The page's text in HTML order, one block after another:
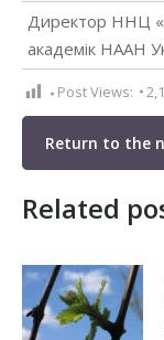
Директор ННЦ
академік НААН
Post Views:
Return to the
Related